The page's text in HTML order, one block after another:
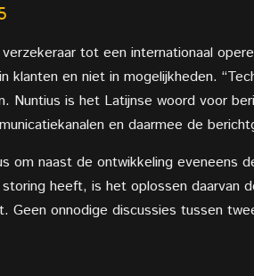
tot een internationaal
klanten en niet in mogelijkheden.
Nuntius is het Latijnse woord voor
en daarmee de
om naast de ontwikkeling eveneens
heeft, is het oplossen daarvan
onnodige discussies tussen